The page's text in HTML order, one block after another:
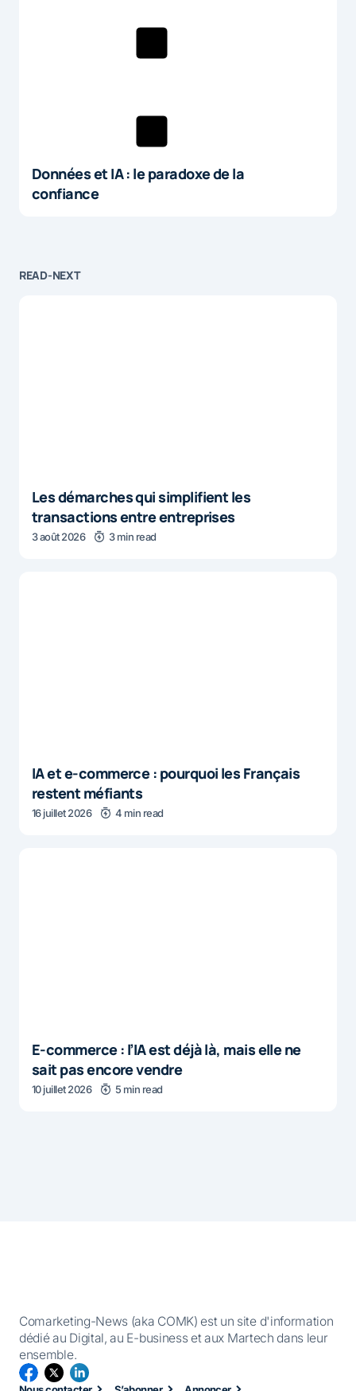
Données et IA : le paradoxe de la
confiance
READ-NEXT
Les démarches qui simplifient les
transactions entre entreprises
3 août 2026 3 min read
IA et e-commerce : pourquoi les Français
restent méfiants
16 juillet 2026 4 min read
E-commerce : l’IA est déjà là, mais elle ne
sait pas encore vendre
10 juillet 2026 5 min read
Comarketing-News (aka COMK) est un site d'information
dédié au Digital, au E-business et aux Martech dans leur
ensemble.